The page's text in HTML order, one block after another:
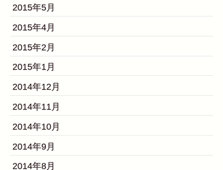
2015年5月
2015年4月
2015年2月
2015年1月
2014年12月
2014年11月
2014年10月
2014年9月
2014年8月